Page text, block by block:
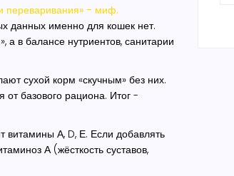
переваривания» - миф.
данных именно для кошек нет.
в балансе нутриентов, санитарии
сухой корм «скучным» без них.
от базового рациона. Итог -
витамины А, D, Е. Если добавлять
А (жёсткость суставов,